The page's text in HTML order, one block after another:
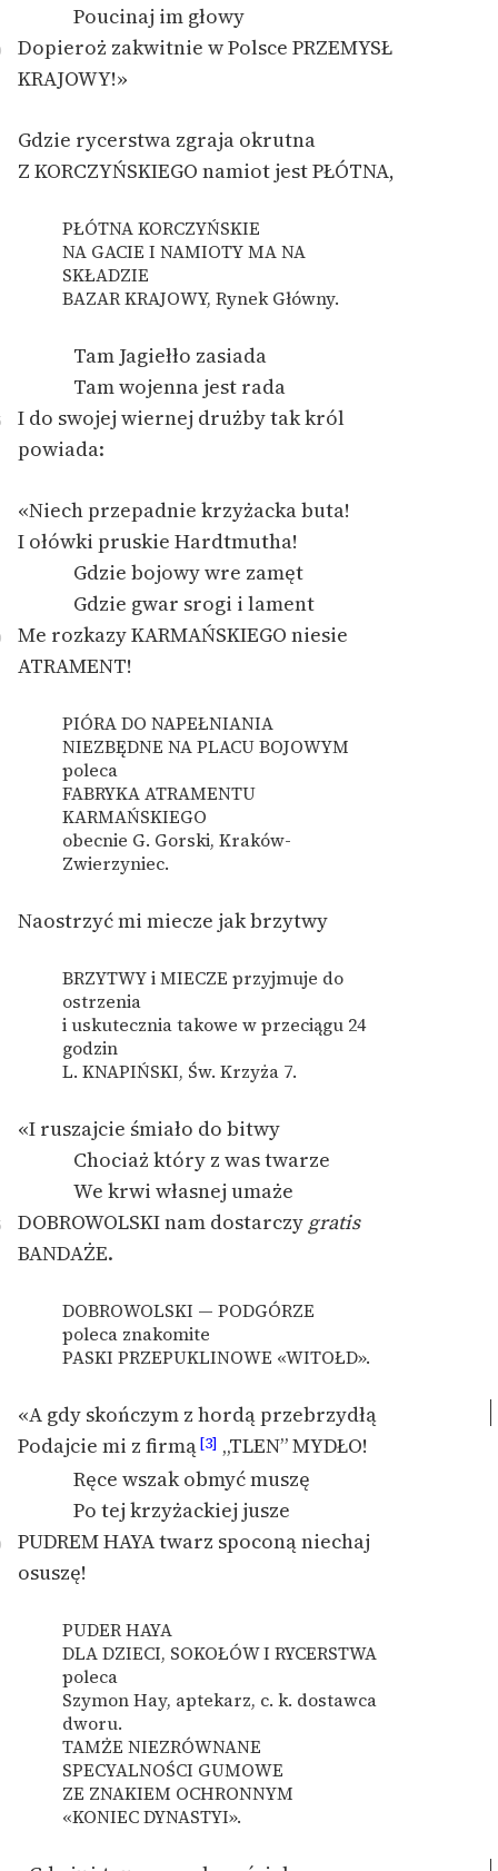
lektur szkolnych oraz
Starego Testamentu
Odkurzamy bohaterów
Szkoła Poezji Wolnych
Kontakt
O projekcie
Zasady wykorzystania
Wolnych Lektur
Materiały promocyjne
Polityka prywatności
Regulamin biblioteki
Dane fundacji i
Regulamin darowizn
Informacja o treściach
wrażliwych
Deklaracja dostępności
Poucinaj im głowy
Dopieroż zakwitnie w Polsce PRZEMYSŁ
KRAJOWY!»
Gdzie rycerstwa zgraja okrutna
Z KORCZYŃSKIEGO namiot jest PŁÓTNA,
PŁÓTNA KORCZYŃSKIE
NA GACIE I NAMIOTY MA NA
SKŁADZIE
BAZAR KRAJOWY, Rynek Główny.
Tam Jagiełło zasiada
Tam wojenna jest rada
I do swojej wiernej drużby tak król
powiada:
«Niech przepadnie krzyżacka buta!
I ołówki pruskie Hardtmutha!
Gdzie bojowy wre zamęt
Gdzie gwar srogi i lament
Me rozkazy KARMAŃSKIEGO niesie
ATRAMENT!
PIÓRA DO NAPEŁNIANIA
NIEZBĘDNE NA PLACU BOJOWYM
poleca
FABRYKA ATRAMENTU
KARMAŃSKIEGO
obecnie G. Gorski, Kraków-
Zwierzyniec.
Naostrzyć mi miecze jak brzytwy
BRZYTWY i MIECZE przyjmuje do
ostrzenia
i uskutecznia takowe w przeciągu 24
godzin
L. KNAPIŃSKI, Św. Krzyża 7.
«I ruszajcie śmiało do bitwy
Chociaż który z was twarze
We krwi własnej umaże
DOBROWOLSKI nam dostarczy gratis
BANDAŻE.
DOBROWOLSKI — PODGÓRZE
poleca znakomite
PASKI PRZEPUKLINOWE «WITOŁD».
«A gdy skończym z hordą przebrzydłą
Podajcie mi z firmą[3] „TLEN” MYDŁO!
Ręce wszak obmyć muszę
Po tej krzyżackiej jusze
PUDREM HAYA twarz spoconą niechaj
osuszę!
PUDER HAYA
DLA DZIECI, SOKOŁÓW I RYCERSTWA
poleca
Szymon Hay, aptekarz, c. k. dostawca
dworu.
TAMŻE NIEZRÓWNANE
SPECYALNOŚCI GUMOWE
ZE ZNAKIEM OCHRONNYM
«KONIEC DYNASTYI».